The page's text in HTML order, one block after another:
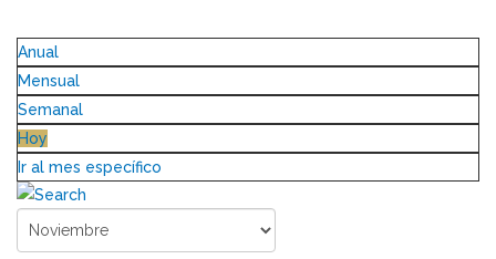
Anual
Mensual
Semanal
Hoy
Ir al mes específico